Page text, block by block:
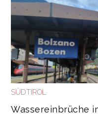
SÜDTIROL
Wassereinbrüche